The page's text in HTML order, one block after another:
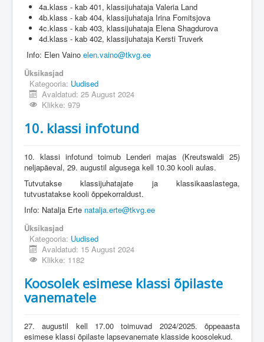
4a.klass - kab 401, klassijuhataja Valeria Land
4b.klass - kab 404, klassijuhataja Irina Fomitsjova
4c.klass - kab 403, klassijuhataja Elena Shagdurova
4d.klass - kab 402, klassijuhataja Kersti Truverk
Info: Elen Vaino elen.vaino@tkvg.ee
Üksikasjad
Kategooria: Uudised
Avaldatud: 25 August 2024
Klikke: 979
10. klassi infotund
10. klassi infotund toimub Lenderi majas (Kreutswaldi 25)
neljapäeval, 29. augustil algusega kell 10.30 kooli aulas.
Tutvutakse klassijuhatajate ja klassikaaslastega,
tutvustatakse kooli õppekorraldust.
Info: Natalja Erte natalja.erte@tkvg.ee
Üksikasjad
Kategooria: Uudised
Avaldatud: 15 August 2024
Klikke: 1182
Koosolek esimese klassi õpilaste
vanematele
27. augustil kell 17.00 toimuvad 2024/2025. õppeaasta
esimese klassi õpilaste lapsevanemate klasside koosolekud.